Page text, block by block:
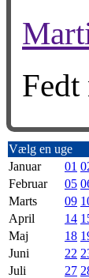
Fedt
Vælg en uge
Januar
01
Februar
05
Marts
09
April
14
Maj
18
Juni
22
Juli
27